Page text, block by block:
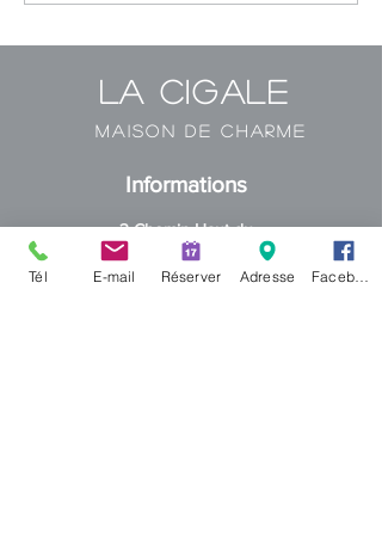
La Cigale
MAISON DE CHARME
Informations
3 Chemin Haut du
Chem. du Vallon de Cournet, 30210
Castillon-du-Gard
Tél E-mail Réserver Adresse